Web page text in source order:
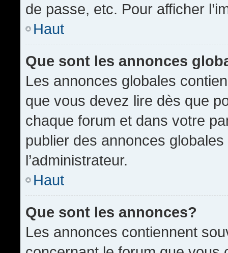
de passe, etc. Pour afficher
Haut
Que sont les annonces
Les annonces globales
que vous devez lire dès que
chaque forum et dans votre
publier des annonces
l’administrateur.
Haut
Que sont les annonces?
Les annonces contiennent